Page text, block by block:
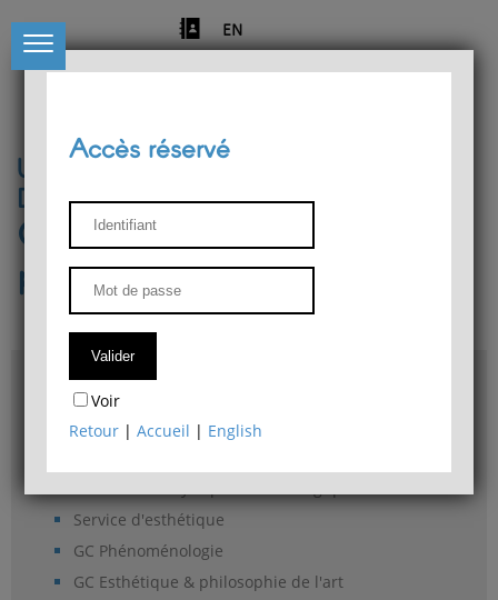
EN
Université de Liège
Département de philosophie
Centre de recherches
phénoménologiques
Accès & plans
Bibliothèque du Département de philosophie
Service d'esthétique
GC Phénoménologie
GC Esthétique & philosophie de l'art
Accès réservé
Voir
Retour |Accueil | English